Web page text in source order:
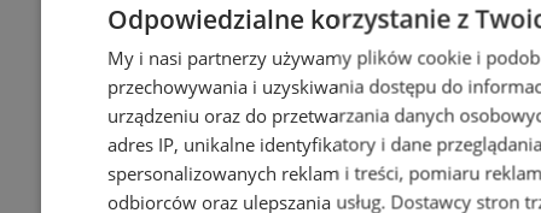
Odpowiedzialne korzystanie z
My i nasi partnerzy używamy plików cookie i
przechowywania i uzyskiwania dostępu do
urządzeniu oraz do przetwarzania danych
adres IP, unikalne identyfikatory i dane
spersonalizowanych reklam i treści, pomiaru
odbiorców oraz ulepszania usług. Dostawcy stron